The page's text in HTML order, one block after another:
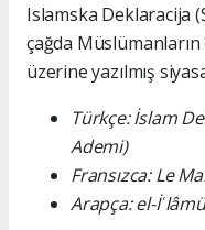
Islamska Deklaracija
çağda
üzerine yazılmış
Türkçe: İslam
Ademi)
Fransızca: Le
Arapça: el-